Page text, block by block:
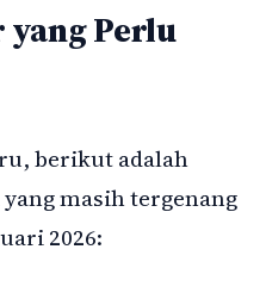
Perlu
berikut adalah
masih tergenang
2026: